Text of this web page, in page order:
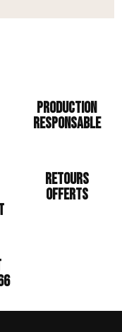
Production
responsable
Retours
offerts